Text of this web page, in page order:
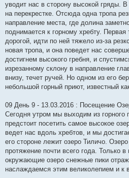
уводит нас в сторону высокой гряды.
на перекрестке. Отсюда одна тропа
направление места, где долина
поднимается к горному хребту. Первая
дорогой, идти по ней тяжело из-за
новая тропа, и она поведет нас
достигнем высокого гребня, и
изрезанному склону в направление
внизу, течет ручей. Но одном из его
небольшой горный приют, известный
09 День 9 - 13.03.2016 : Посещение
Сегодня утром мы выходим из горного
предстоит посетить самое высокое
ведет нас вдоль хребтов, и мы
его стороне лежит озеро Тиличо.
протяжение почти всего года. Только
окружающие озеро снежные пики
наслаждаемся этим великолепием и к